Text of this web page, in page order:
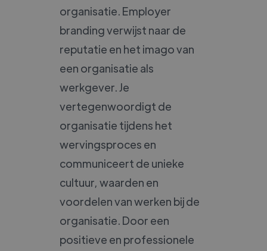
organisatie. Employer
branding verwijst naar de
reputatie en het imago van
een organisatie als
werkgever. Je
vertegenwoordigt de
organisatie tijdens het
wervingsproces en
communiceert de unieke
cultuur, waarden en
voordelen van werken bij de
organisatie. Door een
positieve en professionele